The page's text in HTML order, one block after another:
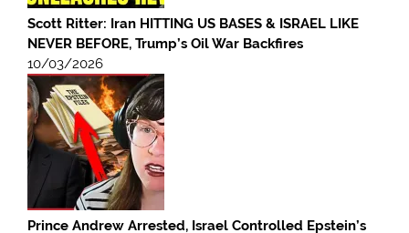
Scott Ritter: Iran HITTING US BASES & ISRAEL LIKE
NEVER BEFORE, Trump’s Oil War Backfires
10/03/2026
Prince Andrew Arrested, Israel Controlled Epstein’s